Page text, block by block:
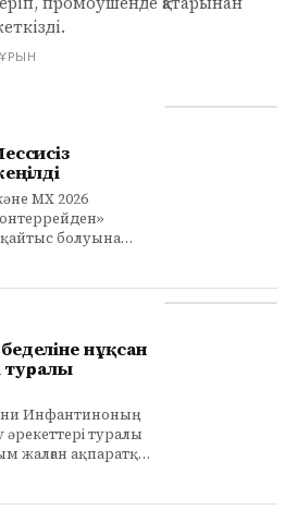
MX 2026
қайтыс болуына
жіберді.
нұқсан
туралы
Инфантиноның
әрекеттері туралы
жалған ақпаратқа